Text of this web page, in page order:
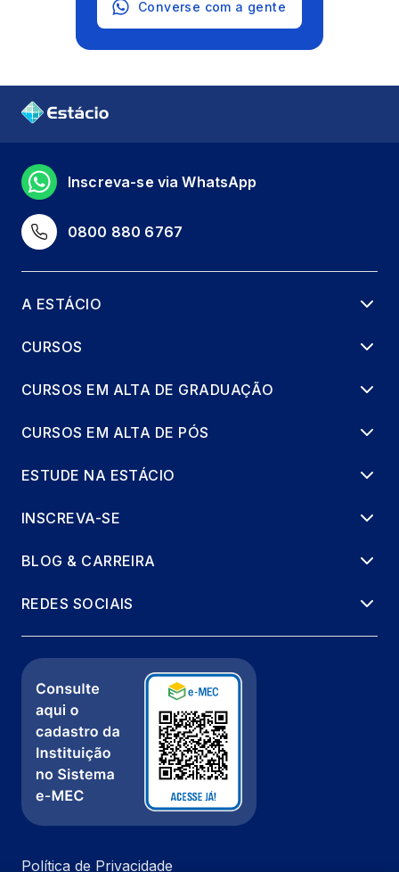
Converse com a gente
0800 880 6767
Inscreva-se via WhatsApp
A ESTÁCIO
CURSOS
CURSOS EM ALTA DE GRADUAÇÃO
CURSOS EM ALTA DE PÓS
ESTUDE NA ESTÁCIO
INSCREVA-SE
BLOG & CARREIRA
REDES SOCIAIS
Política de Privacidade